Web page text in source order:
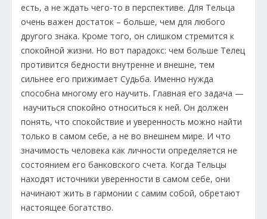
есть, а не ждать чего-то в перспективе. Для Тельца
очень важен достаток – больше, чем для любого
другого знака. Кроме того, он слишком стремится к
спокойной жизни. Но вот парадокс: чем больше Телец
противится бедности внутренне и внешне, тем
сильнее его прижимает Судьба. Именно нужда
способна многому его научить. Главная его задача —
научиться спокойно относиться к ней. Он должен
понять, что спокойствие и уверенность можно найти
только в самом себе, а не во внешнем мире. И что
значимость человека как личности определяется не
состоянием его банковского счета. Когда Тельцы
находят источники уверенности в самом себе, они
начинают жить в гармонии с самим собой, обретают
настоящее богатство.